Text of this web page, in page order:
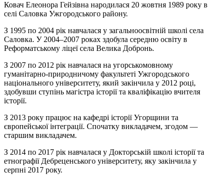
Ковач Елеонора Гейзівна народилася 20 жовтня 1989 року в
селі Саловка Ужгородського району.
З 1995 по 2004 рік навчалася у загальноосвітній школі села
Саловка. У 2004–2007 роках здобула середню освіту в
Реформатському ліцеї села Велика Добронь.
З 2007 по 2012 рік навчалася на угорськомовному
гуманітарно-природничому факультеті Ужгородського
національного університету, який закінчила у 2012 році,
здобувши ступінь магістра історії та кваліфікацію вчителя
історії.
З 2013 року працює на кафедрі історії Угорщини та
європейської інтеграції. Спочатку викладачем, згодом —
старшим викладачем.
З 2014 по 2017 рік навчалася у Докторській школі історії та
етнографії Дебреценського університету, яку закінчила у
серпні 2017 року.